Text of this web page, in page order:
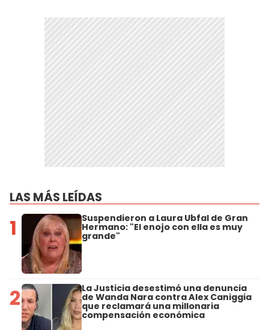
LAS MÁS LEÍDAS
1 Suspendieron a Laura Ubfal de Gran
Hermano: "El enojo con ella es muy
grande"
2 La Justicia desestimó una denuncia
de Wanda Nara contra Alex Caniggia
que reclamará una millonaria
compensación económica